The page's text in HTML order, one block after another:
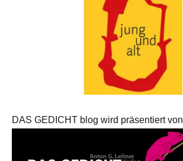
DAS GEDICHT blog wird präsentiert von